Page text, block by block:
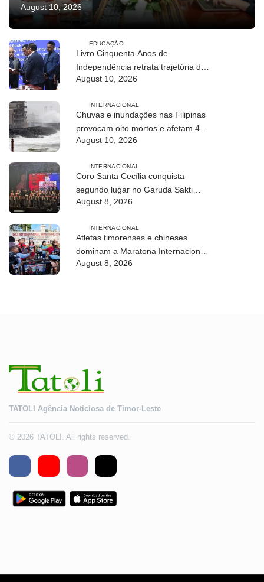
August 10, 2026
EDUCAÇÃO
Livro Cinquenta Anos de
Independência retrata trajetória de
Timor-Leste
August 10, 2026
INTERNACIONAL
Chuvas e inundações nas Filipinas
provocam oito mortos e afetam 486
mil pessoas
August 10, 2026
INTERNACIONAL
Coro Santa Cecília conquista
segundo lugar no Garuda Sakti
Cross Border Fest 2026
August 8, 2026
INTERNACIONAL
Atletas timorenses e chineses
dominam a Maratona Internacional
de Díli
August 8, 2026
TATOLI Agência Noticiosa de Timor-Leste
© 2026 TATOLI. All rights reserved.